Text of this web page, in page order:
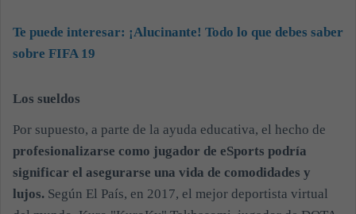
Te puede interesar: ¡Alucinante! Todo lo que debes saber
sobre FIFA 19
Los sueldos
Por supuesto, a parte de la ayuda educativa, el hecho de
profesionalizarse como jugador de eSports podría
significar el asegurarse una vida de comodidades y
lujos. Según El País, en 2017, el mejor deportista virtual